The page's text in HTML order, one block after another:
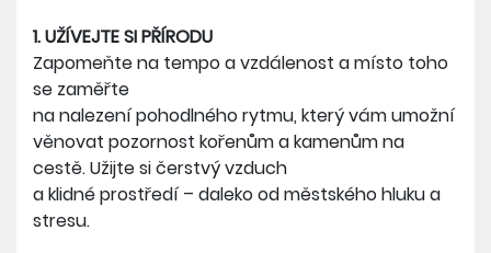
1. UŽÍVEJTE SI PŘÍRODU
Zapomeňte na tempo a vzdálenost a místo toho
se zaměřte
na nalezení pohodlného rytmu, který vám umožní
věnovat pozornost kořenům a kamenům na
cestě. Užijte si čerstvý vzduch
a klidné prostředí – daleko od městského hluku a
stresu.